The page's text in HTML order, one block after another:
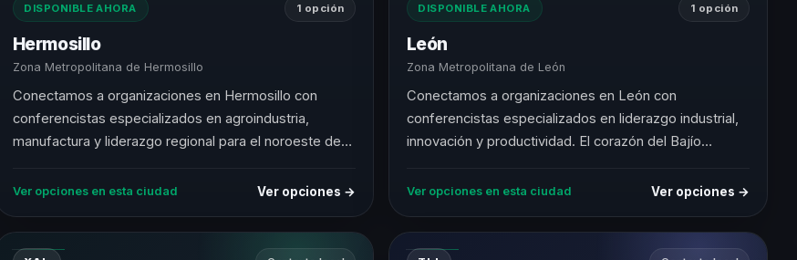
DISPONIBLE AHORA 1 opción
Hermosillo
Zona Metropolitana de Hermosillo
Conectamos a organizaciones en Hermosillo con
conferencistas especializados en agroindustria,
manufactura y liderazgo regional para el noroeste de
Ver opciones en esta ciudad Ver opciones →
DISPONIBLE AHORA 1 opción
León
Zona Metropolitana de León
Conectamos a organizaciones en León con
conferencistas especializados en liderazgo industrial,
innovación y productividad. El corazón del Bajío
Ver opciones en esta ciudad Ver opciones →